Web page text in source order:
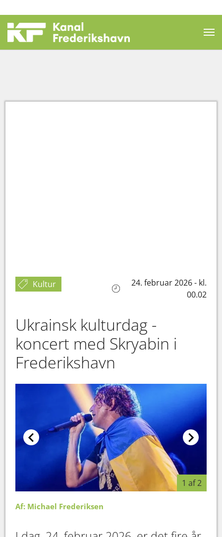
Kultur
24. februar 2026 - kl.
00.02
Ukrainsk kulturdag -
koncert med Skryabin i
Frederikshavn
1 af 2
Af: Michael Frederiksen